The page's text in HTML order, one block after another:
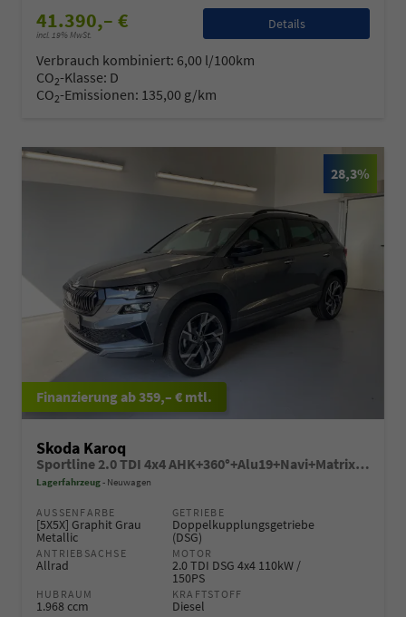
41.390,– €
incl. 19% MwSt.
Details
Verbrauch kombiniert: 6,00 l/100km
CO2-Klasse: D
CO2-Emissionen: 135,00 g/km
28,3%
ab 359,– € mtl.
Skoda Karoq
Sportline 2.0 TDI 4x4 AHK+360°+Alu19+Navi+Matrix+Winter+eHeck+Lounge+ACC+GV5
Lagerfahrzeug Neuwagen
AUSSENFARBE
[5X5X] Graphit Grau
Metallic
GETRIEBE
Doppelkupplungsgetriebe
(DSG)
ANTRIEBSACHSE
Allrad
MOTOR
2.0 TDI DSG 4x4 110kW /
150PS
HUBRAUM
1.968 ccm
KRAFTSTOFF
Diesel